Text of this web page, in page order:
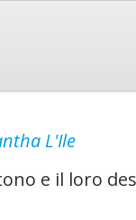
L'Ile
e il loro